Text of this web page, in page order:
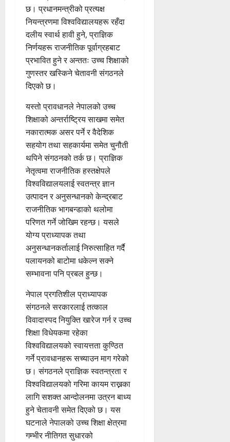
छ। प्रधानमन्त्रीको प्रत्यक्ष
नियन्त्रणमा विश्वविद्यालयहरू रहँदा
दलीय स्वार्थ हावी हुने, प्राज्ञिक
निर्णयहरू राजनीतिक पूर्वाग्रहबाट
प्रभावित हुने र अन्ततः उच्च शिक्षाको
गुणस्तर खस्किने चेतावनी संगठनले
दिएको छ।
यस्तो प्रावधानले नेपालको उच्च
शिक्षाको अन्तर्राष्ट्रिय साखमा समेत
नकारात्मक असर पर्ने र वैदेशिक
सहयोग तथा सहकार्यमा समेत चुनौती
थपिने संगठनको तर्क छ। प्राज्ञिक
नेतृत्वमा राजनीतिक हस्तक्षेपले
विश्वविद्यालयलाई स्वतन्त्र ज्ञान
उत्पादन र अनुसन्धानको केन्द्रबाट
राजनीतिक भागबन्डाको थलोमा
परिणत गर्ने जोखिम रहन्छ। यसले
योग्य प्राध्यापक तथा
अनुसन्धानकर्तालाई निरुत्साहित गर्दै
पलायनको बाटोमा धकेल्न सक्ने
सम्भावना पनि प्रबल हुन्छ।
नेपाल प्रगतिशील प्राध्यापक
संगठनले सरकारलाई तत्काल
विवादास्पद नियुक्ति खारेज गर्न र उच्च
शिक्षा विधेयकमा रहेका
विश्वविद्यालयको स्वायत्तता कुण्ठित
गर्ने प्रावधानहरू सच्याउन माग गरेको
छ। संगठनले प्राज्ञिक स्वतन्त्रता र
विश्वविद्यालयको गरिमा कायम राख्नका
लागि सशक्त आन्दोलनमा उत्रन बाध्य
हुने चेतावनी समेत दिएको छ। यस
घटनाले नेपालको उच्च शिक्षा क्षेत्रमा
गम्भीर नीतिगत सुधारको